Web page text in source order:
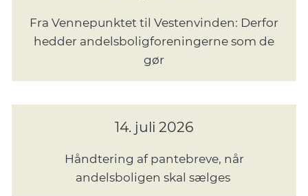
Fra Vennepunktet til Vestenvinden: Derfor
hedder andelsboligforeningerne som de
gør
14. juli 2026
Håndtering af pantebreve, når
andelsboligen skal sælges